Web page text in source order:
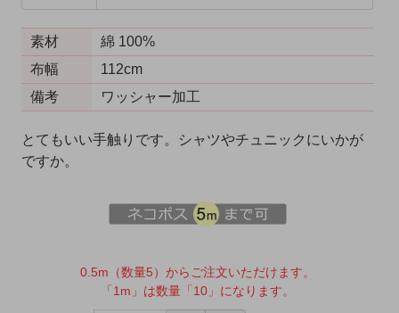
素材
綿 100%
布幅
112cm
備考
ワッシャー加工
とてもいい手触りです。シャツやチュニックにいかが
ですか。
0.5m（数量5）からご注文いただけます。
「1m」は数量「10」になります。